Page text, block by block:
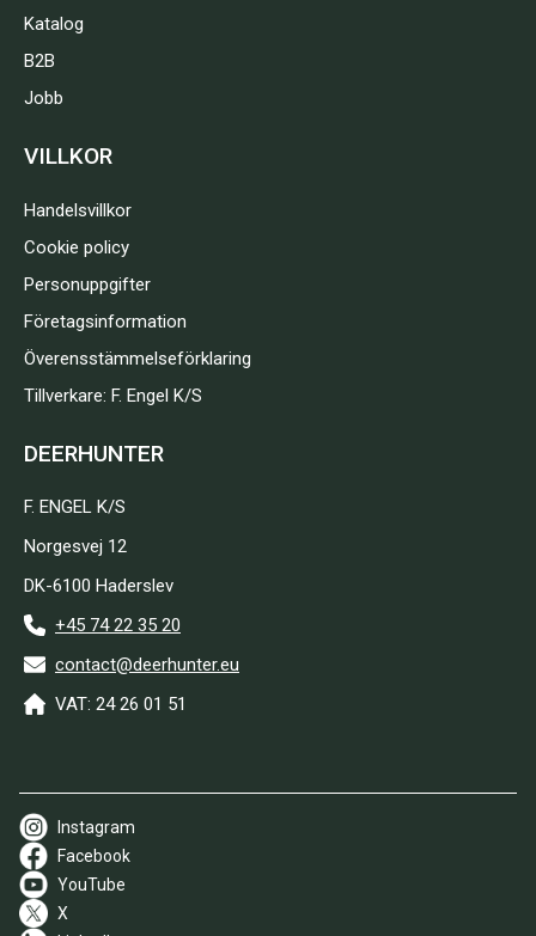
Katalog
B2B
Jobb
VILLKOR
Handelsvillkor
Cookie policy
Personuppgifter
Företagsinformation
Överensstämmelseförklaring
Tillverkare: F. Engel K/S
DEERHUNTER
F. ENGEL K/S
Norgesvej 12
DK-6100 Haderslev
+45 74 22 35 20
contact@deerhunter.eu
VAT: 24 26 01 51
Instagram
Facebook
YouTube
X